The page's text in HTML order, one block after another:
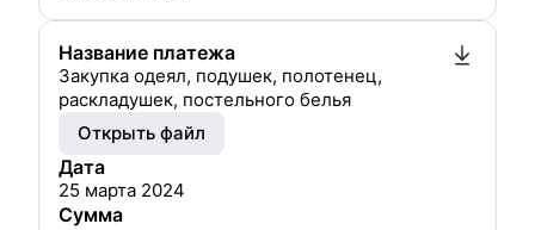
Название платежа
Закупка одеял, подушек, полотенец,
раскладушек, постельного белья
Открыть файл
Дата
25 марта 2024
Сумма